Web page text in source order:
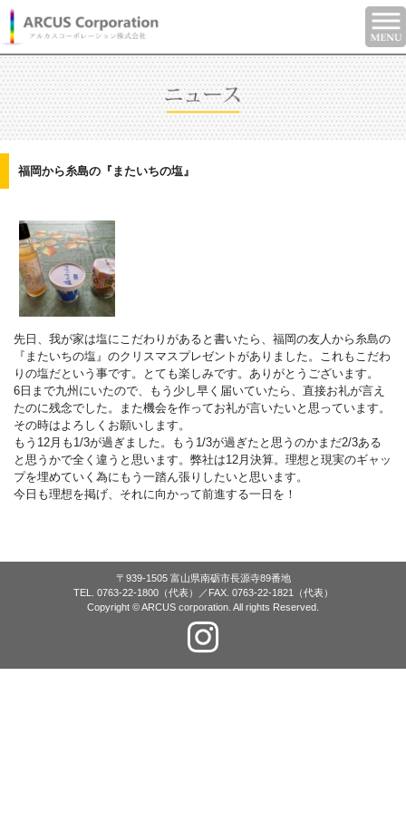
福岡から糸島の『またいちの塩』
先日、我が家は塩にこだわりがあると書いたら、福岡の友人から糸島の
『またいちの塩』のクリスマスプレゼントがありました。これもこだわ
りの塩だという事です。とても楽しみです。ありがとうございます。
6日まで九州にいたので、もう少し早く届いていたら、直接お礼が言え
たのに残念でした。また機会を作ってお礼が言いたいと思っています。
その時はよろしくお願いします。
もう12月も1/3が過ぎました。もう1/3が過ぎたと思うのかまだ2/3ある
と思うかで全く違うと思います。弊社は12月決算。理想と現実のギャッ
プを埋めていく為にもう一踏ん張りしたいと思います。
今日も理想を掲げ、それに向かって前進する一日を！
〒939-1505 富山県南砺市長源寺89番地
TEL. 0763-22-1800（代表）／FAX. 0763-22-1821（代表）
Copyright © ARCUS corporation. All rights Reserved.